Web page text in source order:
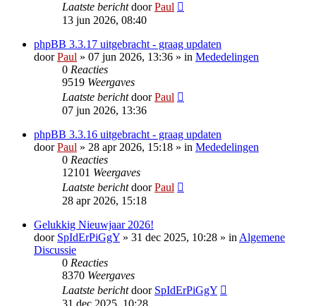
Laatste berichtdoorPaul
13 jun 2026, 08:40
phpBB 3.3.17 uitgebracht - graag updaten
doorPaul » 07 jun 2026, 13:36 » in Mededelingen
0 Reacties
9519 Weergaves
Laatste berichtdoorPaul
07 jun 2026, 13:36
phpBB 3.3.16 uitgebracht - graag updaten
doorPaul » 28 apr 2026, 15:18 » in Mededelingen
0 Reacties
12101 Weergaves
Laatste berichtdoorPaul
28 apr 2026, 15:18
Gelukkig Nieuwjaar 2026!
door SpIdErPiGgY » 31 dec 2025, 10:28 » inAlgemene
Discussie
0 Reacties
8370 Weergaves
Laatste berichtdoor SpIdErPiGgY